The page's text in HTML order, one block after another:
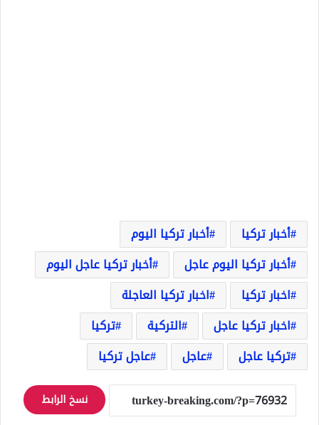
أخبار تركيا
أخبار تركيا اليوم
أخبار تركيا اليوم عاجل
أخبار تركيا عاجل اليوم
اخبار تركيا
اخبار تركيا العاجلة
اخبار تركيا عاجل
التركية
تركيا
تركيا عاجل
عاجل عاجل تركيا
نسخ الرابط